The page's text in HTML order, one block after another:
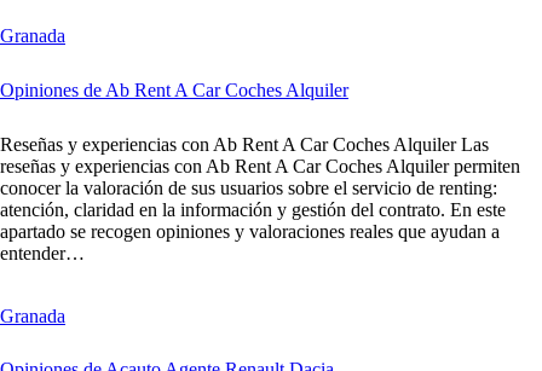
Granada
Opiniones de Ab Rent A Car Coches Alquiler
Reseñas y experiencias con Ab Rent A Car Coches Alquiler Las
reseñas y experiencias con Ab Rent A Car Coches Alquiler permiten
conocer la valoración de sus usuarios sobre el servicio de renting:
atención, claridad en la información y gestión del contrato. En este
apartado se recogen opiniones y valoraciones reales que ayudan a
entender…
Granada